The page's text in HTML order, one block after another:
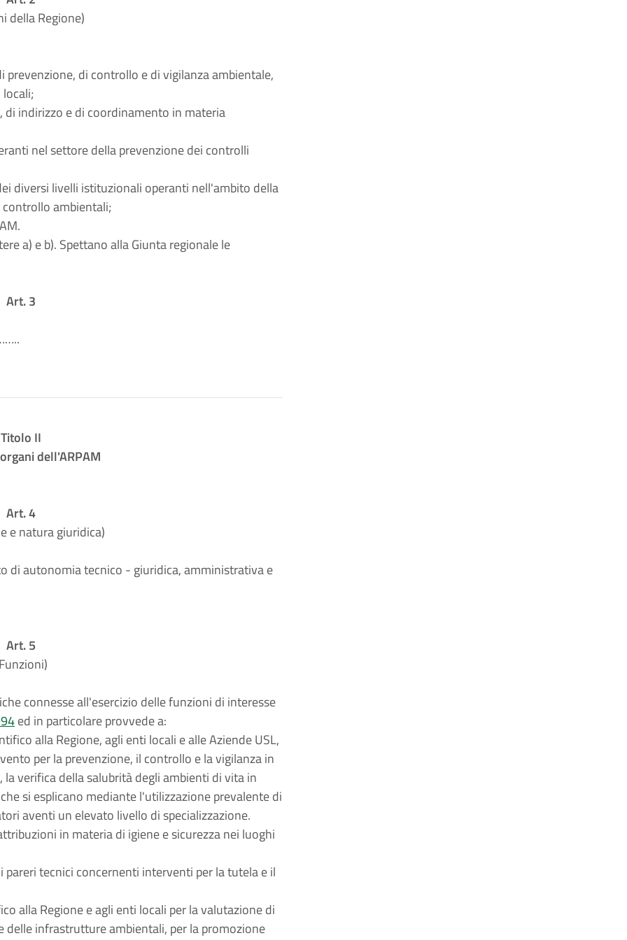
della Regione)
di controllo e di vigilanza ambientale,
di indirizzo e di coordinamento in materia
nel settore della prevenzione dei controlli
diversi livelli istituzionali operanti nell'ambito della
ambientali;
a) e b). Spettano alla Giunta regionale le
Art. 3
Titolo II
dell'ARPAM
Art. 4
e natura giuridica)
di autonomia tecnico - giuridica, amministrativa e
Art. 5
connesse all'esercizio delle funzioni di interesse
ed in particolare provvede a:
alla Regione, agli enti locali e alle Aziende USL,
per la prevenzione, il controllo e la vigilanza in
verifica della salubrità degli ambienti di vita in
si esplicano mediante l'utilizzazione prevalente di
aventi un elevato livello di specializzazione.
in materia di igiene e sicurezza nei luoghi
tecnici concernenti interventi per la tutela e il
alla Regione e agli enti locali per la valutazione di
infrastrutture ambientali, per la promozione